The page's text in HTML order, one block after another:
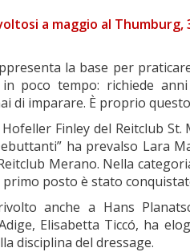
a maggio al
la base per
poco tempo: richiede
di imparare. È proprio
Finley del Reitclub
ha prevalso Lara
Merano. Nella
posto è stato
anche a Hans
Elisabetta Ticcó, ha
disciplina del dressage.